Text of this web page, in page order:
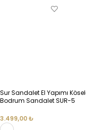
Sur Sandalet El Yapımı
Bodrum Sandalet SUR-5
3.499,00₺